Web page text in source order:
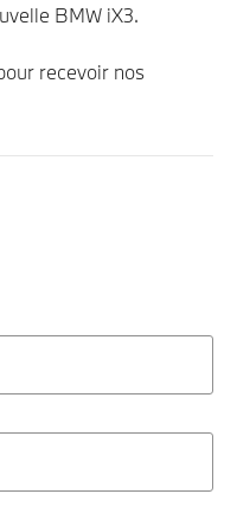
BMW iX3.
recevoir nos